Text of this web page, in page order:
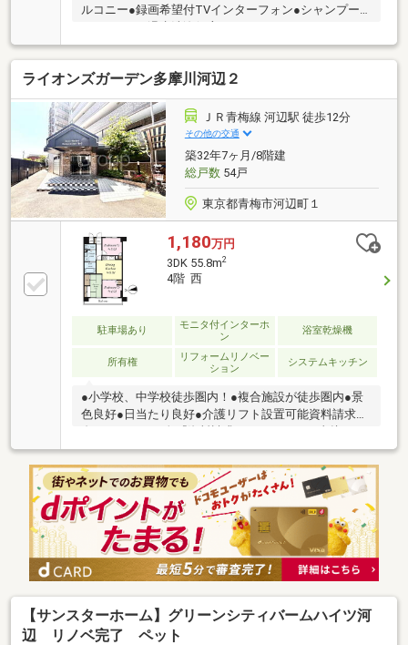
ルコニー●録画希望付TVインターフォン●シャンプー
ドレッサー●温水洗浄便座
ライオンズガーデン多摩川河辺２
ＪＲ青梅線 河辺駅 徒歩12分
その他の交通
築32年7ヶ月/8階建
総戸数54戸
東京都青梅市河辺町１
1,180万円
3DK 55.8m2
4階 西
駐車場あり
モニタ付インターホ
ン
浴室乾燥機
所有権
リフォームリノベー
ション
システムキッチン
●小学校、中学校徒歩圏内！●複合施設が徒歩圏内●景
色良好●日当たり良好●介護リフト設置可能資料請求は
左下のオレンジ色『資料請求』をクリック。直接のお
問い合わせはフリーダイヤル0800-811-6989まで。
（スマートフォンの方は右下の青色『電話で問い合わ
せ』をクリック）☆テレビで紹介された『やどかリッ
チ』使えます！豊かに過ごすには『インテリア』家具
や家電と『エクステリア』カーポートや楽しめる庭、
この充実度で変わってきます。これらを一括で購入で
き、その代金を住宅ローンに組み込むことが可能なサ
ービス、それがやどかリッチです。
【サンスターホーム】グリーンシティバームハイツ河
辺 リノベ完了 ペット